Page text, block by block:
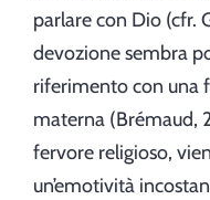
parlare con Dio (cfr.
devozione sembra
riferimento con una
materna (Brémaud,
fervore religioso,
un’emotività